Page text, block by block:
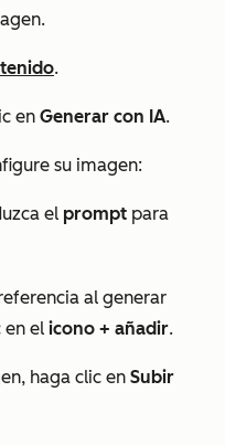
.
en Generar con IA.
su imagen:
el prompt para
al generar
en el icono + añadir.
haga clic en Subir